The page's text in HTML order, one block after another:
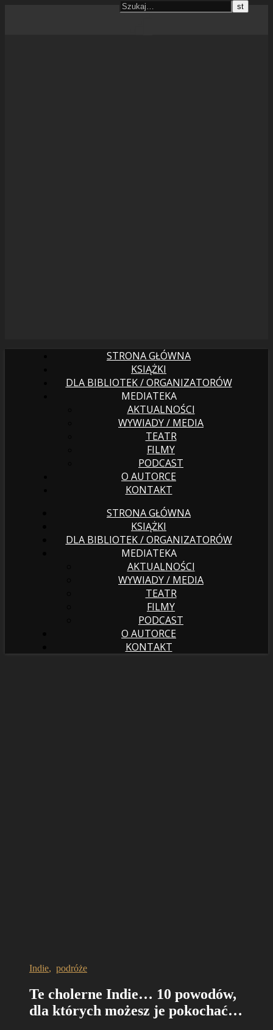
STRONA GŁÓWNA
KSIĄŻKI
DLA BIBLIOTEK / ORGANIZATORÓW
MEDIATEKA
AKTUALNOŚCI
WYWIADY / MEDIA
TEATR
FILMY
PODCAST
O AUTORCE
KONTAKT
STRONA GŁÓWNA
KSIĄŻKI
DLA BIBLIOTEK / ORGANIZATORÓW
MEDIATEKA
AKTUALNOŚCI
WYWIADY / MEDIA
TEATR
FILMY
PODCAST
O AUTORCE
KONTAKT
Indie, podróże
Te cholerne Indie… 10 powodów,
dla których możesz je pokochać…